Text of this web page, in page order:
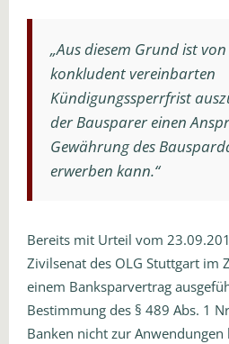
„Aus diesem Grund ist
konkludent vereinbarten
Kündigungssperrfrist
der Bausparer einen
Gewährung des
erwerben kann.“
Bereits mit Urteil vom
Zivilsenat des OLG Stuttgart im
einem Banksparvertrag
Bestimmung des § 489 Abs. 1
Banken nicht zur